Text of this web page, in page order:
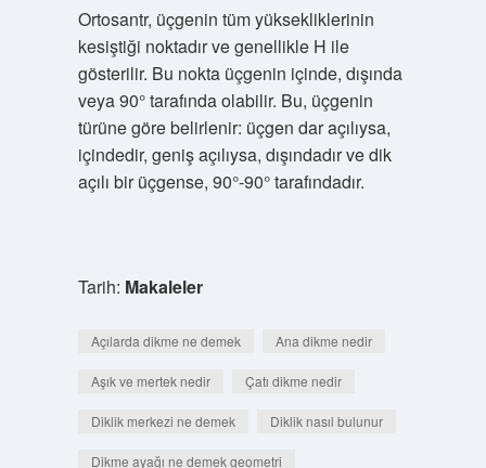
Ortosantr, üçgenin tüm yüksekliklerinin
kesiştiği noktadır ve genellikle H ile
gösterilir. Bu nokta üçgenin içinde, dışında
veya 90° tarafında olabilir. Bu, üçgenin
türüne göre belirlenir: üçgen dar açılıysa,
içindedir, geniş açılıysa, dışındadır ve dik
açılı bir üçgense, 90°-90° tarafındadır.
Tarih: Makaleler
Açılarda dikme ne demek Ana dikme nedir
Aşık ve mertek nedir Çatı dikme nedir
Diklik merkezi ne demek Diklik nasıl bulunur
Dikme ayağı ne demek geometri